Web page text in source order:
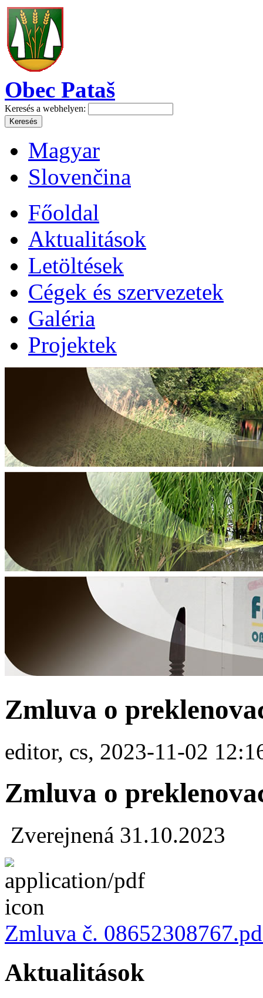
Obec Pataš
Keresés a webhelyen:
Magyar
Slovenčina
Főoldal
Aktualitások
Letöltések
Cégek és szervezetek
Galéria
Projektek
Zmluva o
editor, cs, 2023-11-02
Zmluva o
Zverejnená 31.10.2023
Zmluva č.
Aktualitások